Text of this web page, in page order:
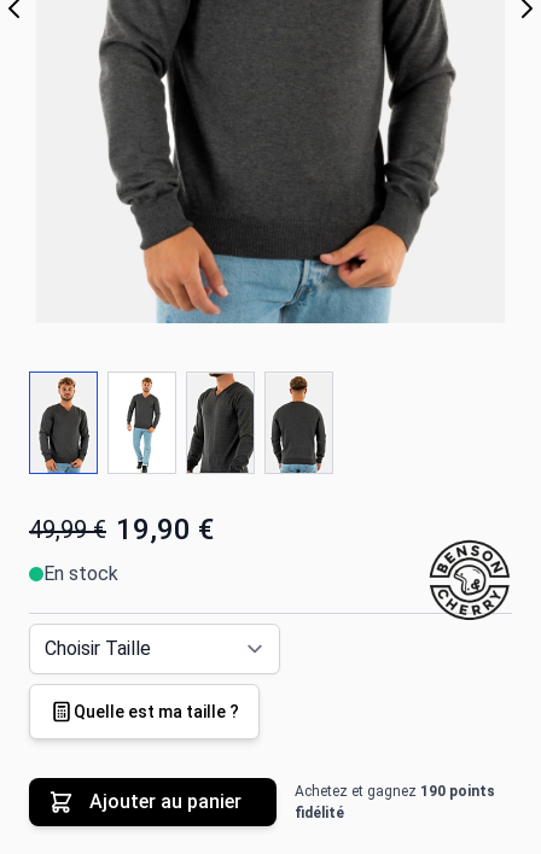
49,99 € 19,90 €
En stock
Quelle est ma taille ?
Ajouter au panier Achetez et gagnez 190 points
fidélité